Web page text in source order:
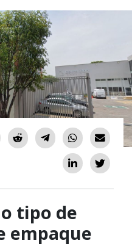
tipo de
empaque